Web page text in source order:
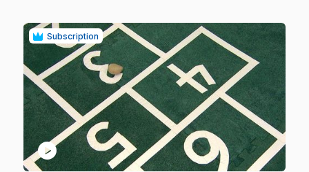
Subscription
play_circle